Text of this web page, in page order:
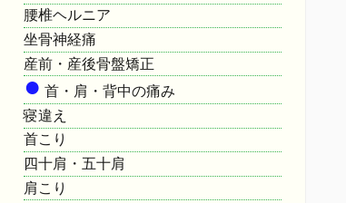
腰椎ヘルニア
坐骨神経痛
産前・産後骨盤矯正
● 首・肩・背中の痛み
寝違え
首こり
四十肩・五十肩
肩こり